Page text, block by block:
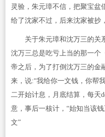
灵验，朱元璋不信，把聚宝盆
给了沈家不过，后来沈家被抄
关于朱元璋和沈万三的关系
沈万三总是吃亏上当的那一个
帝之后，为了打倒沈万三的金
来，说:“我给你一文钱，你帮
二开始计息，月底结算，每天
意，事后一核计，“始知当该
文”